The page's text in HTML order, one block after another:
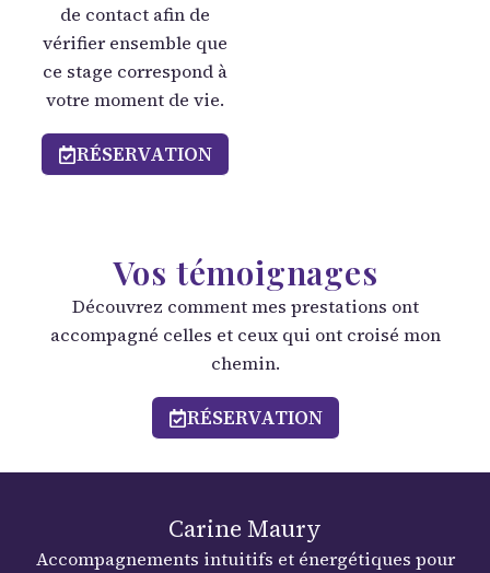
de contact afin de
vérifier ensemble que
ce stage correspond à
votre moment de vie.
RÉSERVATION
Vos témoignages
Découvrez comment mes prestations ont
accompagné celles et ceux qui ont croisé mon
chemin.
RÉSERVATION
Carine Maury
Accompagnements intuitifs et énergétiques pour